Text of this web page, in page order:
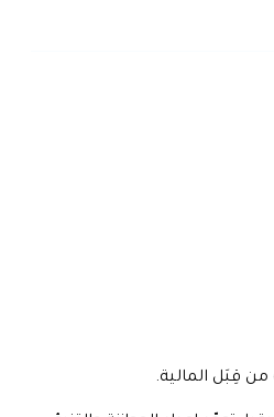
قِبَل المالية.